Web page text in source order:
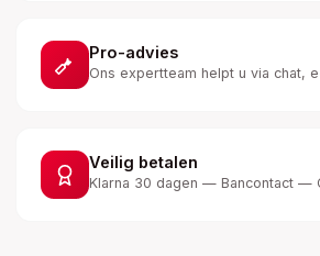
Pro-advies
Ons expertteam helpt u via chat,
Veilig betalen
Klarna 30 dagen — Bancontact —